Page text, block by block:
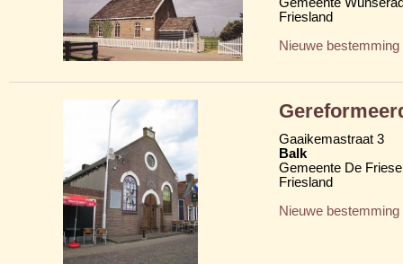
Friesland
Nieuwe bestemming
Gaaikemastraat 3
Balk
Gemeente De
Friesland
Nieuwe bestemming